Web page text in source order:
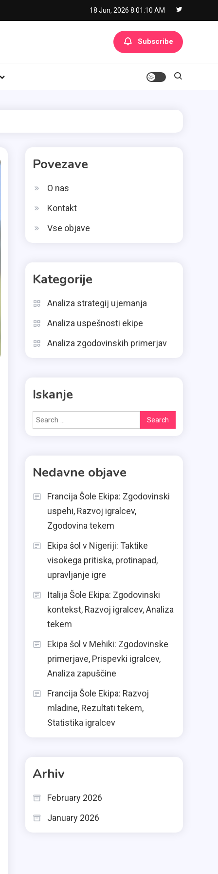
18 Jun, 2026 8:01:10 AM
Subscribe
Povezave
O nas
Kontakt
Vse objave
Kategorije
Analiza strategij ujemanja
Analiza uspešnosti ekipe
Analiza zgodovinskih primerjav
Iskanje
Search
for:
Nedavne objave
Francija Šole Ekipa: Zgodovinski
uspehi, Razvoj igralcev,
Zgodovina tekem
Ekipa šol v Nigeriji: Taktike
visokega pritiska, protinapad,
upravljanje igre
Italija Šole Ekipa: Zgodovinski
kontekst, Razvoj igralcev, Analiza
tekem
Ekipa šol v Mehiki: Zgodovinske
primerjave, Prispevki igralcev,
Analiza zapuščine
Francija Šole Ekipa: Razvoj
mladine, Rezultati tekem,
Statistika igralcev
Arhiv
February 2026
January 2026